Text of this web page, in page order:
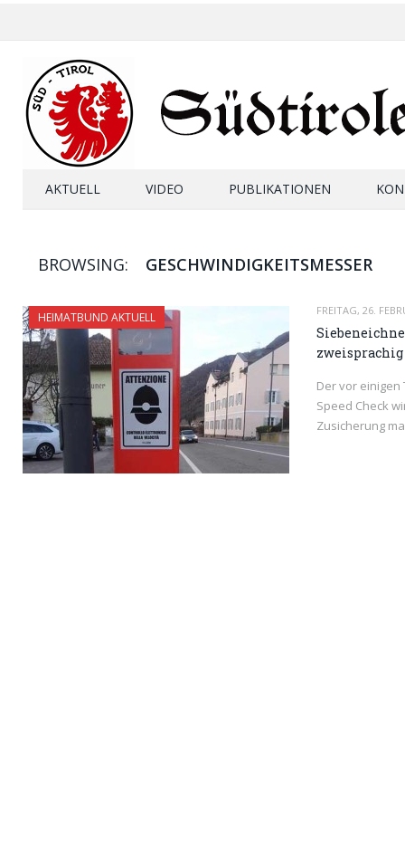
AKTUELL VIDEO PUBLIKATIONEN
BROWSING: GESCHWINDIGKEITSMESSER
HEIMATBUND AKTUELL FREITAG, 26.
zweisprachig
Der vor
Speed Check
Zusicherung